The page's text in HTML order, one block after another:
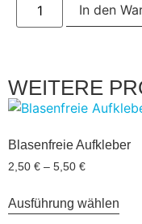
In den
WEITERE
Blasenfreie Aufkleber
2,50 € – 5,50 €
Ausführung wählen